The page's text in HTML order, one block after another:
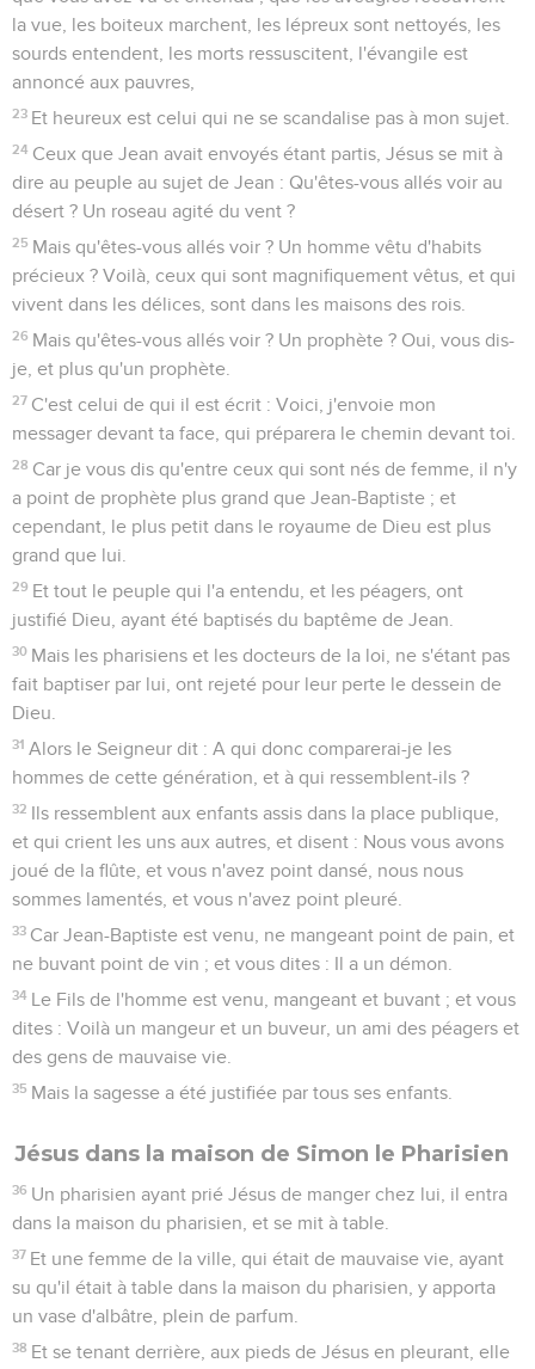
la vue, les boiteux marchent, les lépreux sont nettoyés, les
sourds entendent, les morts ressuscitent, l'évangile est
annoncé aux pauvres,
23 Et heureux est celui qui ne se scandalise pas à mon sujet.
24 Ceux que Jean avait envoyés étant partis, Jésus se mit à
dire au peuple au sujet de Jean : Qu'êtes-vous allés voir au
désert ? Un roseau agité du vent ?
25 Mais qu'êtes-vous allés voir ? Un homme vêtu d'habits
précieux ? Voilà, ceux qui sont magnifiquement vêtus, et qui
vivent dans les délices, sont dans les maisons des rois.
26 Mais qu'êtes-vous allés voir ? Un prophète ? Oui, vous dis-
je, et plus qu'un prophète.
27 C'est celui de qui il est écrit : Voici, j'envoie mon
messager devant ta face, qui préparera le chemin devant toi.
28 Car je vous dis qu'entre ceux qui sont nés de femme, il n'y
a point de prophète plus grand que Jean-Baptiste ; et
cependant, le plus petit dans le royaume de Dieu est plus
grand que lui.
29 Et tout le peuple qui l'a entendu, et les péagers, ont
justifié Dieu, ayant été baptisés du baptême de Jean.
30 Mais les pharisiens et les docteurs de la loi, ne s'étant pas
fait baptiser par lui, ont rejeté pour leur perte le dessein de
Dieu.
31 Alors le Seigneur dit : A qui donc comparerai-je les
hommes de cette génération, et à qui ressemblent-ils ?
32 Ils ressemblent aux enfants assis dans la place publique,
et qui crient les uns aux autres, et disent : Nous vous avons
joué de la flûte, et vous n'avez point dansé, nous nous
sommes lamentés, et vous n'avez point pleuré.
33 Car Jean-Baptiste est venu, ne mangeant point de pain, et
ne buvant point de vin ; et vous dites : Il a un démon.
34 Le Fils de l'homme est venu, mangeant et buvant ; et vous
dites : Voilà un mangeur et un buveur, un ami des péagers et
des gens de mauvaise vie.
35 Mais la sagesse a été justifiée par tous ses enfants.
Jésus dans la maison de Simon le Pharisien
36 Un pharisien ayant prié Jésus de manger chez lui, il entra
dans la maison du pharisien, et se mit à table.
37 Et une femme de la ville, qui était de mauvaise vie, ayant
su qu'il était à table dans la maison du pharisien, y apporta
un vase d'albâtre, plein de parfum.
38 Et se tenant derrière, aux pieds de Jésus en pleurant, elle